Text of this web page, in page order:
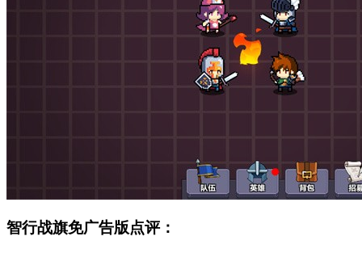
智行战旗免广告版点评：